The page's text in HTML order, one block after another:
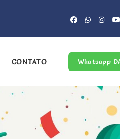
CONTATO Whatsapp